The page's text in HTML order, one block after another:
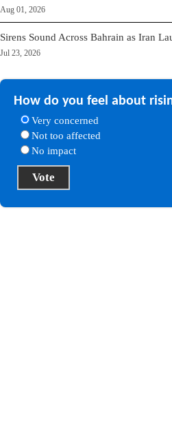
Aug 01, 2026
Sirens Sound Across Bahrain as Iran
Jul 23, 2026
How do you feel about
Very concerned
Not too affected
No impact